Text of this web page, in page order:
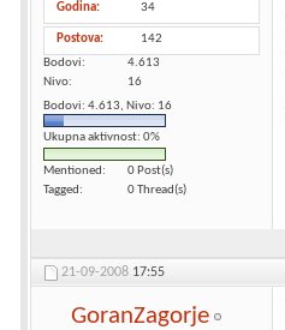
Godina 34
Postova
142
Bodovi
4.613
Nivo
16
Bodovi: 4.613, Nivo: 16
Ukupna aktivnost: 0%
Mentioned
0 Post(s)
Tagged
0 Thread(s)
21-09-2008 17:55
GoranZagorje